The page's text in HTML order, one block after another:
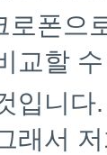
폰으
교할
입니
래서